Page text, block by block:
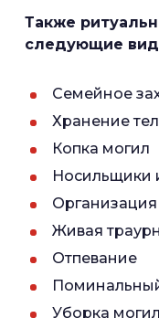
Также
следующие
Семейное
Хранение
Копка могил
Носильщики
Живая
Отпевание
Уборка